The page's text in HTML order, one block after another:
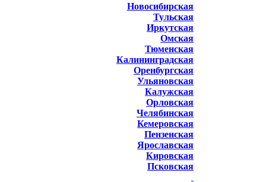
Новосибирская
Тульская
Иркутская
Омская
Тюменская
Калининградская
Оренбургская
Ульяновская
Калужская
Орловская
Челябинская
Кемеровская
Пензенская
Ярославская
Кировская
Псковская